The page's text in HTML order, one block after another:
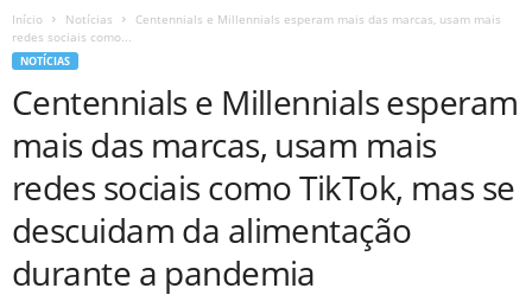
Início Notícias
Centennials e Millennials esperam mais das marcas, usam mais
redes sociais como...
NOTÍCIAS
Centennials e Millennials esperam
mais das marcas, usam mais
redes sociais como TikTok, mas se
descuidam da alimentação
durante a pandemia